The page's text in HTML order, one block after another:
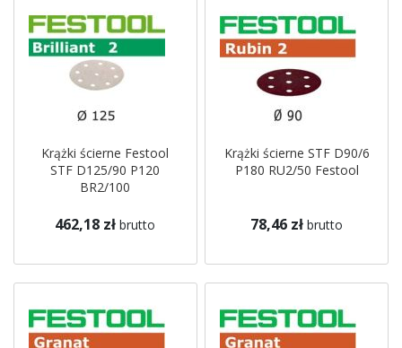
Krążki ścierne Festool
STF D125/90 P120
BR2/100
462,18 zł brutto
Krążki ścierne STF D90/6
P180 RU2/50 Festool
78,46 zł brutto